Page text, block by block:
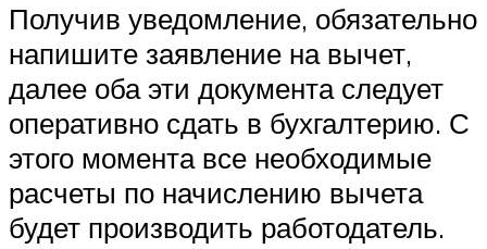
Получив уведомление, обязательно
напишите заявление на вычет,
далее оба эти документа следует
оперативно сдать в бухгалтерию. С
этого момента все необходимые
расчеты по начислению вычета
будет производить работодатель.